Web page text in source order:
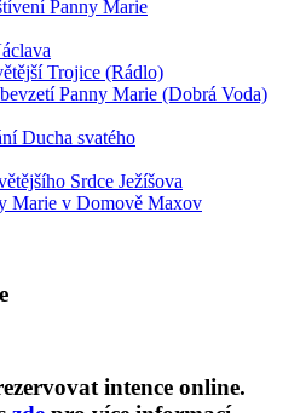
Panny Marie
Trojice (Rádlo)
Panny Marie (Dobrá Voda)
Ducha svatého
Srdce Ježíšova
Marie v Domově Maxov
intence online.